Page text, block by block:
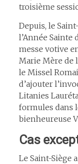
troisième
Depuis, le
l’Année Sainte
messe votive
Marie Mère de
le Missel
d’ajouter
Litanies
formules dans
bienheureuse
Cas
Le Saint-Siège